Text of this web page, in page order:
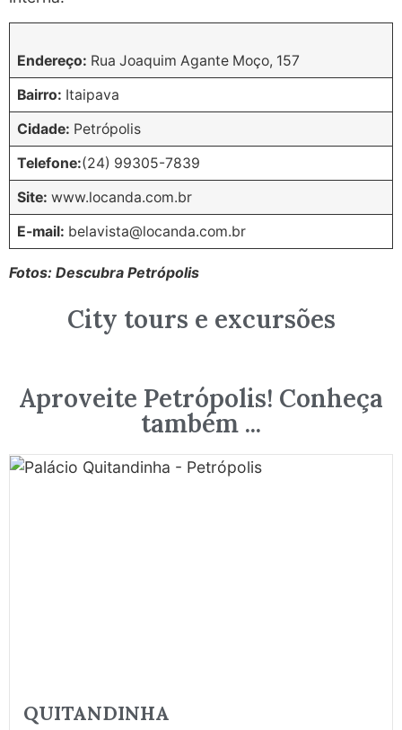
Endereço: Rua Joaquim Agante Moço, 157
Bairro: Itaipava
Cidade: Petrópolis
Telefone:(24) 99305-7839
Site: www.locanda.com.br
E-mail: belavista@locanda.com.br
Fotos: Descubra Petrópolis
City tours e excursões
Aproveite Petrópolis! Conheça
também ...
QUITANDINHA